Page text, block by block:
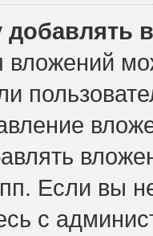
добавлять
Если вы
с